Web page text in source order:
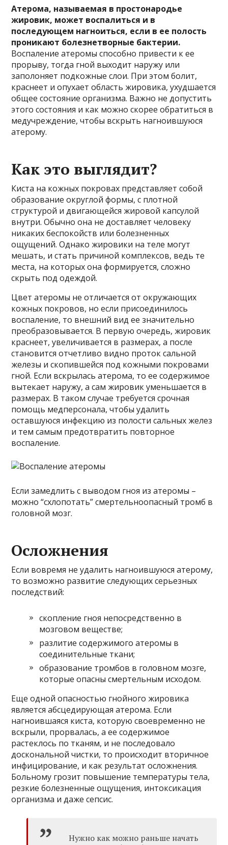
Атерома, называемая в простонародье
жировик, может воспалиться и в
последующем нагноиться, если в ее полость
проникают болезнетворные бактерии.
Воспаление атеромы способно привести к ее
прорыву, тогда гной выходит наружу или
заполоняет подкожные слои. При этом болит,
краснеет и опухает область жировика, ухудшается
общее состояние организма. Важно не допустить
этого состояния и как можно скорее обратиться в
медучреждение, чтобы вскрыть нагноившуюся
атерому.
Как это выглядит?
Киста на кожных покровах представляет собой
образование округлой формы, с плотной
структурой и двигающейся жировой капсулой
внутри. Обычно она не доставляет человеку
никаких беспокойств или болезненных
ощущений. Однако жировики на теле могут
мешать, и стать причиной комплексов, ведь те
места, на которых она формируется, сложно
скрыть под одеждой.
Цвет атеромы не отличается от окружающих
кожных покровов, но если присоединилось
воспаление, то внешний вид ее значительно
преобразовывается. В первую очередь, жировик
краснеет, увеличивается в размерах, а после
становится отчетливо видно проток сальной
железы и скопившейся под кожными покровами
гной. Если вскрылась атерома, то ее содержимое
вытекает наружу, а сам жировик уменьшается в
размерах. В таком случае требуется срочная
помощь медперсонала, чтобы удалить
оставшуюся инфекцию из полости сальных желез
и тем самым предотвратить повторное
воспаление.
Если замедлить с выводом гноя из атеромы –
можно “схлопотать” смертельноопасный тромб в
головной мозг.
Осложнения
Если вовремя не удалить нагноившуюся атерому,
то возможно развитие следующих серьезных
последствий:
скопление гноя непосредственно в
мозговом веществе;
разлитие содержимого атеромы в
соединительные ткани;
образование тромбов в головном мозге,
которые опасны смертельным исходом.
Еще одной опасностью гнойного жировика
является абсцедирующая атерома. Если
нагноившаяся киста, которую своевременно не
вскрыли, прорвалась, а ее содержимое
растеклось по тканям, и не последовало
доскональной чистки, то происходит вторичное
инфицирование, и как результат осложнения.
Больному грозит повышение температуры тела,
резкие болезненные ощущения, интоксикация
организма и даже сепсис.
Нужно как можно раньше начать